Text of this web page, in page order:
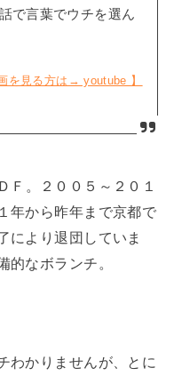
で言葉でウチを選ん
を見る方は→ youtube 】
Ｆ。２００５～２０１
年から昨年まで京都で
により退団していま
的なボランチ。
わかりませんが、とに